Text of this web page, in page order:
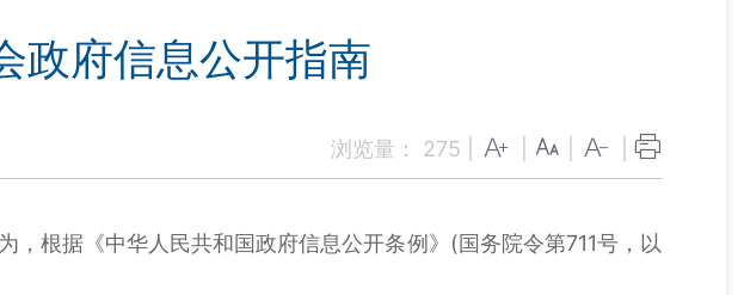
政府信息公开指南
浏览量： 275
根据《中华人民共和国政府信息公开条例》(国务院令第711号，以